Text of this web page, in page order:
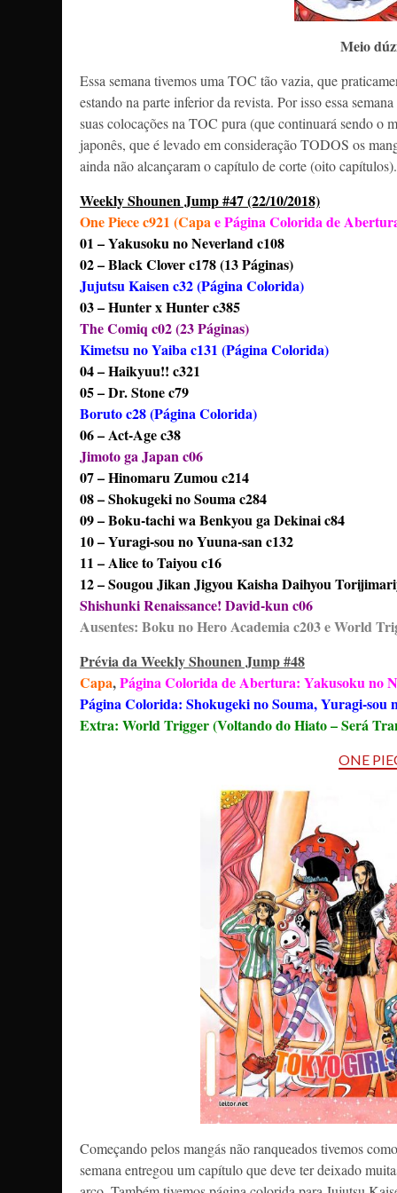
Meio
Essa semana tivemos uma TOC tão vazia, que
estando na parte inferior da revista. Por isso essa
suas colocações na TOC pura (que continuará sendo o
japonês, que é levado em consideração TODOS os
ainda não alcançaram o capítulo de corte (oito
Weekly Shounen Jump #47 (22/10/2018)
One Piece c921 (CapaePágina Colorida de
01 – Yakusoku no Neverland c108
02 – Black Clover c178 (13 Páginas)
Jujutsu Kaisen c32 (Página Colorida)
03 – Hunter x Hunter c385
The Comiq c02 (23 Páginas)
Kimetsu no Yaiba c131 (Página Colorida)
04 – Haikyuu!! c321
05 – Dr. Stone c79
Boruto c28 (Página Colorida)
06 – Act-Age c38
Jimoto ga Japan c06
07 – Hinomaru Zumou c214
08 – Shokugeki no Souma c284
09 – Boku-tachi wa Benkyou ga Dekinai c84
10 – Yuragi-sou no Yuuna-san c132
11 – Alice to Taiyou c16
12 – Sougou Jikan Jigyou Kaisha Daihyou
Shishunki Renaissance! David-kun c06
Ausentes: Boku no Hero Academia c203 e World
Prévia da Weekly Shounen Jump #48
Capa,Página Colorida de Abertura: Yakusoku no
Página Colorida: Shokugeki no Souma, Yuragi-sou
Extra: World Trigger (Voltando do Hiato – Será
ONE
Começando pelos mangás não ranqueados tivemos
semana entregou um capítulo que deve ter deixado